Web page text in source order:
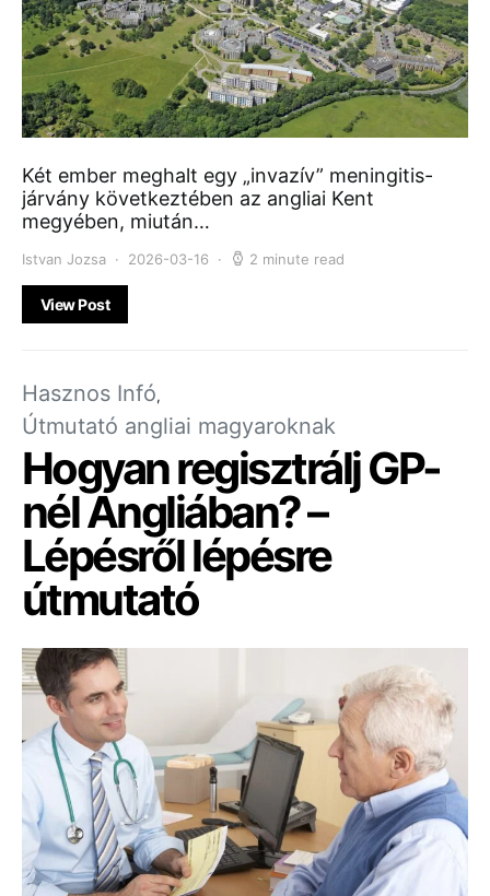
Két ember meghalt egy „invazív” meningitis-
járvány következtében az angliai Kent
megyében, miután…
Istvan Jozsa 2026-03-16 2 minute read
View Post
Hasznos Infó
Útmutató angliai magyaroknak
Hogyan regisztrálj GP-
nél Angliában? –
Lépésről lépésre
útmutató